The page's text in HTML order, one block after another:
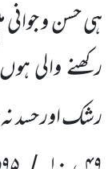
ہی حسن و
رکھنے والی
رشک اور حسد